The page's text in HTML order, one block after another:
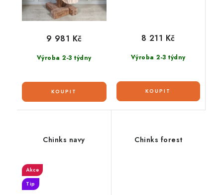
Výroba 2-3 týdny
9 981 Kč
Výroba 2-3 týdny
8 211 Kč
Chinks navy
Akce
Tip
Chinks forest